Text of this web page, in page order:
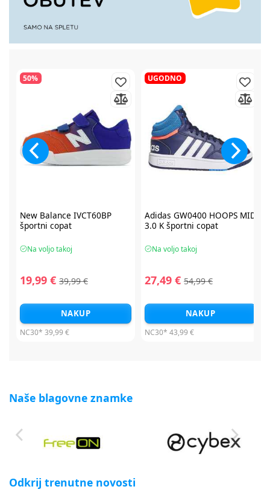
50%
New Balance IVCT60BP
športni copat
Na voljo takoj
19,99 € 39,99 €
NAKUP
NC30* 39,99 €
UGODNO
Adidas GW0400 HOOPS MID
3.0 K športni copat
Na voljo takoj
27,49 € 54,99 €
NAKUP
NC30* 43,99 €
Naše blagovne znamke
Odkrij trenutne novosti